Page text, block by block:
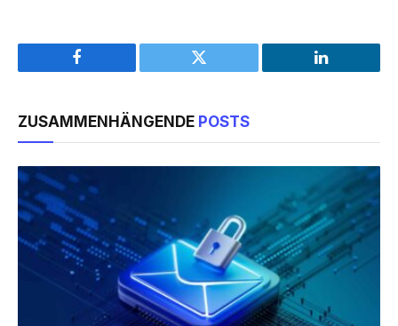
Facebook Twitter LinkedIn
ZUSAMMENHÄNGENDE POSTS